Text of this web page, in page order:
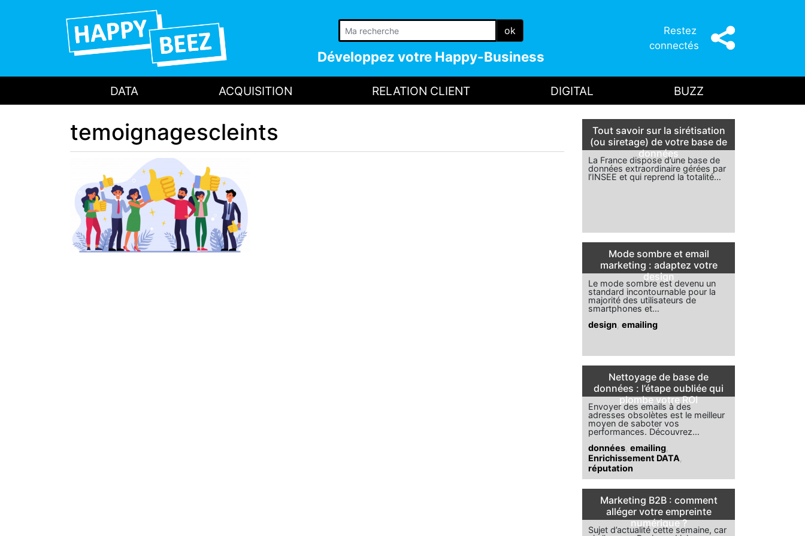
ok
Développez votre Happy-Business
Restez
connectés
DATA ACQUISITION RELATION CLIENT DIGITAL BUZZ
temoignagescleints
Tout savoir sur la sirétisation
(ou siretage) de votre base de
données
La France dispose d’une base de
données extraordinaire gérées par
l’INSEE et qui reprend la totalité…
Mode sombre et email
marketing : adaptez votre
design
Le mode sombre est devenu un
standard incontournable pour la
majorité des utilisateurs de
smartphones et…
design emailing
Nettoyage de base de
données : l’étape oubliée qui
plombe votre ROI
Envoyer des emails à des
adresses obsolètes est le meilleur
moyen de saboter vos
performances. Découvrez…
données emailing
Enrichissement DATA
réputation
Marketing B2B : comment
alléger votre empreinte
numérique ?
Sujet d’actualité cette semaine, car